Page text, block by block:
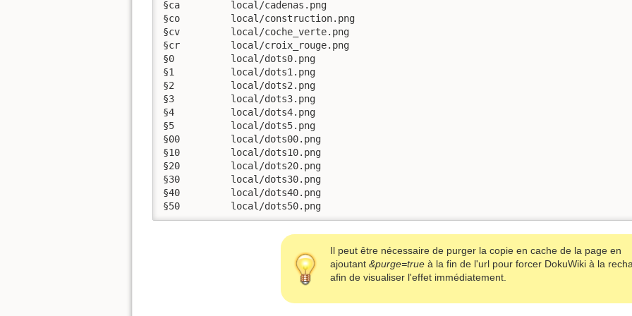
§ca         local/cadenas.png
§co         local/construction.png
§cv         local/coche_verte.png
§cr         local/croix_rouge.png
§0          local/dots0.png
§1          local/dots1.png
§2          local/dots2.png
§3          local/dots3.png
§4          local/dots4.png
§5          local/dots5.png
§00         local/dots00.png
§10         local/dots10.png
§20         local/dots20.png
§30         local/dots30.png
§40         local/dots40.png
§50         local/dots50.png
Il peut être nécessaire de purger la copie en cache de la page en
ajoutant&purge=true à la fin de l'url pour forcer DokuWiki à la
afin de visualiser l'effet immédiatement.